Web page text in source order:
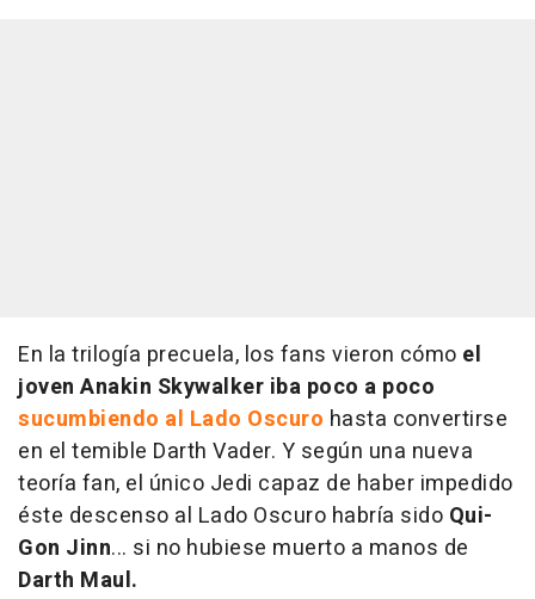
En la trilogía precuela, los fans vieron cómo el
joven Anakin Skywalker iba poco a poco
sucumbiendo al Lado Oscuro hasta convertirse
en el temible Darth Vader. Y según una nueva
teoría fan, el único Jedi capaz de haber impedido
éste descenso al Lado Oscuro habría sido Qui-
Gon Jinn... si no hubiese muerto a manos de
Darth Maul.